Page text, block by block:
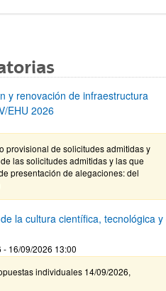
y renovación de infraestructura
EHU 2026
provisional de solicitudes admitidas y
las solicitudes admitidas y las que
presentación de alegaciones: del
la cultura científica, tecnológica y
16/09/2026 13:00
individuales 14/09/2026,